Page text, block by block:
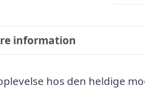
information
hos den heldige